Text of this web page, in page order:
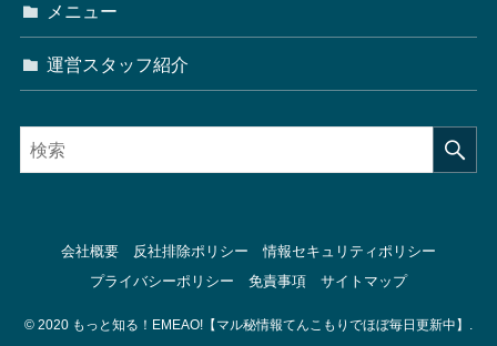
メニュー
運営スタッフ紹介
会社概要 反社排除ポリシー
情報セキュリティポリシー
プライバシーポリシー
免責事項 サイトマップ
© 2020 もっと知る！EMEAO!【マル秘情報てんこもりでほぼ毎日更新中】.